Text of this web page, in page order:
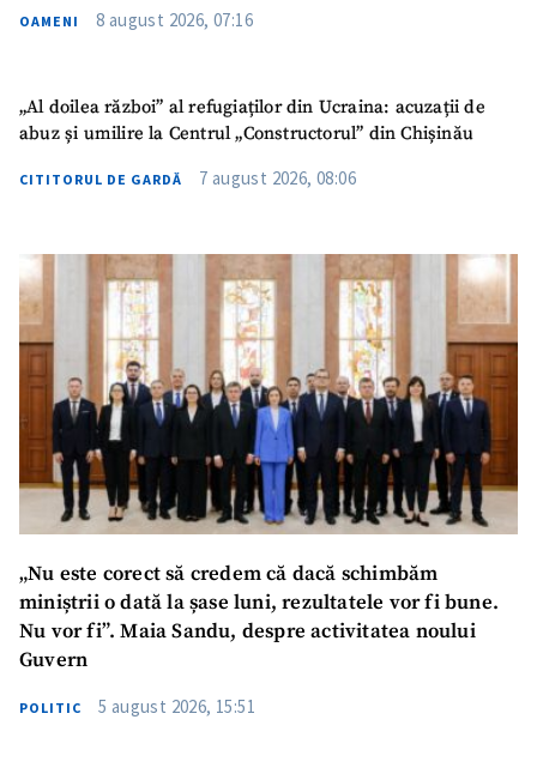
OAMENI 8 august 2026, 07:16
„Al doilea război” al refugiaților din Ucraina: acuzații de
abuz și umilire la Centrul „Constructorul” din Chișinău
CITITORUL DE GARDĂ 7 august 2026, 08:06
„Nu este corect să credem că dacă schimbăm
miniștrii o dată la șase luni, rezultatele vor fi bune.
Nu vor fi”. Maia Sandu, despre activitatea noului
Guvern
POLITIC 5 august 2026, 15:51
Fotografie
+ Încarcă imagine
Link media+ Link media
Mesajul știrei
+ Mesajul știrei
CONTACT SURSĂ
Sursă anonimă
Nume + Numele meu
Telefon
+ Telefon personal
acord cupolitica de
confidențialitate